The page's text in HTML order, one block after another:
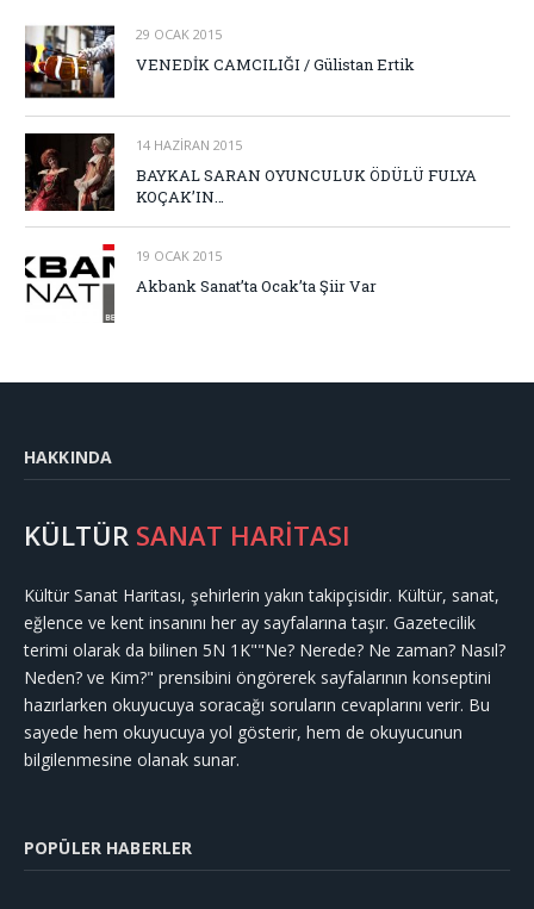
29 OCAK 2015
VENEDİK CAMCILIĞI / Gülistan Ertik
14 HAZIRAN 2015
BAYKAL SARAN OYUNCULUK ÖDÜLÜ FULYA
KOÇAK’IN…
19 OCAK 2015
Akbank Sanat’ta Ocak’ta Şiir Var
HAKKINDA
KÜLTÜR SANAT HARİTASI
Kültür Sanat Haritası, şehirlerin yakın takipçisidir. Kültür, sanat,
eğlence ve kent insanını her ay sayfalarına taşır. Gazetecilik
terimi olarak da bilinen 5N 1K""Ne? Nerede? Ne zaman? Nasıl?
Neden? ve Kim?" prensibini öngörerek sayfalarının konseptini
hazırlarken okuyucuya soracağı soruların cevaplarını verir. Bu
sayede hem okuyucuya yol gösterir, hem de okuyucunun
bilgilenmesine olanak sunar.
POPÜLER HABERLER